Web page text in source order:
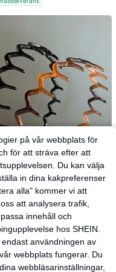
inom ABS Pannband
(1000+)
inom ABS Pannband
(1000+)
inom ABS Pannband
(1000+)
(1000+)
kr
på vår webbplats för
för att sträva efter att
Du kan välja
in dina kakpreferenser
alla" kommer vi att
att analysera trafik,
innehåll och
hos SHEIN.
användningen av
webbplats fungerar. Du
webbläsarinställningar,